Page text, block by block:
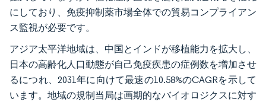
にしており、免疫抑制薬市場全体での貿易コンプライアン
ス監視が必要です。
アジア太平洋地域は、中国とインドが移植能力を拡大し、
日本の高齢化人口動態が自己免疫疾患の症例数を増加させ
るにつれ、2031年に向けて最速の10.58%のCAGRを示して
います。地域の規制当局は画期的なバイオロジクスに対す